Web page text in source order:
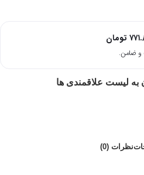
تومان
به لیست علاقمندی ها
نظرات (0)